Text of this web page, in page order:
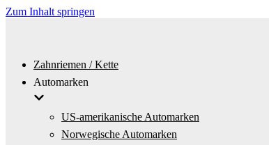
Zum Inhalt springen
Zahnriemen / Kette
Automarken
US-amerikanische Automarken
Norwegische Automarken